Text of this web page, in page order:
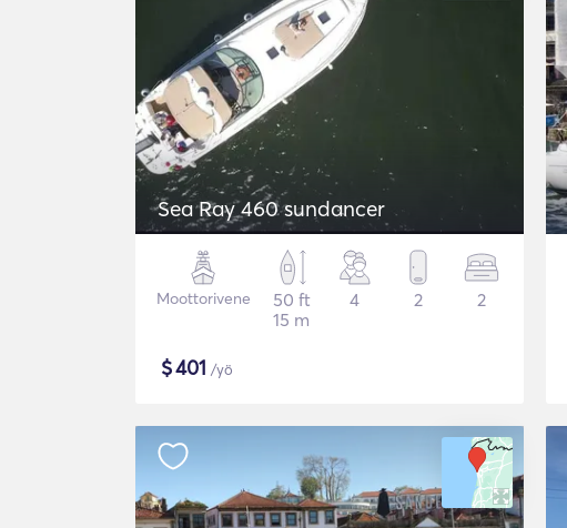
Sea Ray 460 sundancer
Moottorivene
50 ft
15 m
4 2 2
$401 /yö